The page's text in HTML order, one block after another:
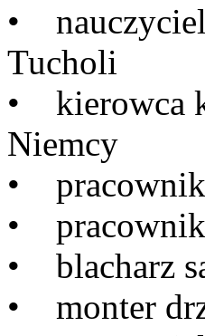
• nauczyciel
Tucholi
• kierowca
Niemcy
• pracownik
• pracownik
• blacharz
• monter